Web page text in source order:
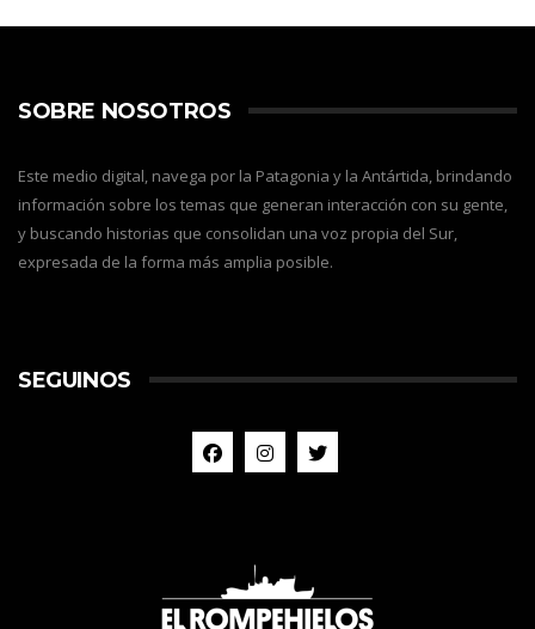
SOBRE NOSOTROS
Este medio digital, navega por la Patagonia y la Antártida, brindando
información sobre los temas que generan interacción con su gente,
y buscando historias que consolidan una voz propia del Sur,
expresada de la forma más amplia posible.
SEGUINOS